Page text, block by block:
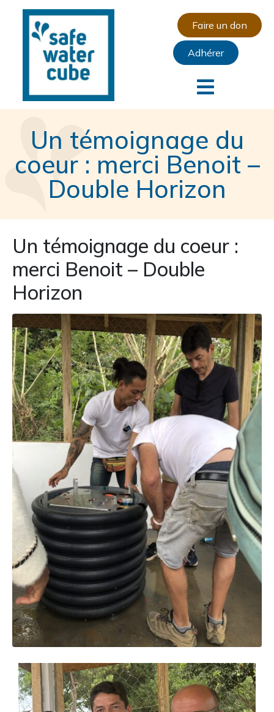
Faire un don
Adhérer
Un témoignage du
coeur : merci Benoit –
Double Horizon
Un témoignage du coeur :
merci Benoit – Double
Horizon